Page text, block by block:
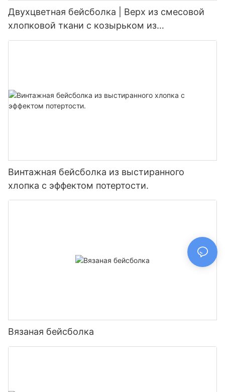
Двухцветная бейсболка | Верх из смесовой
хлопковой ткани с козырьком из
искусственной замши, возможно нанесение
Винтажная бейсболка из выстиранного
хлопка с эффектом потертости.
Вязаная бейсболка